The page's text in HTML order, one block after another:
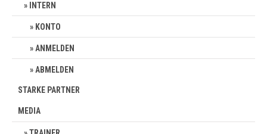
INTERN
KONTO
ANMELDEN
ABMELDEN
STARKE PARTNER
MEDIA